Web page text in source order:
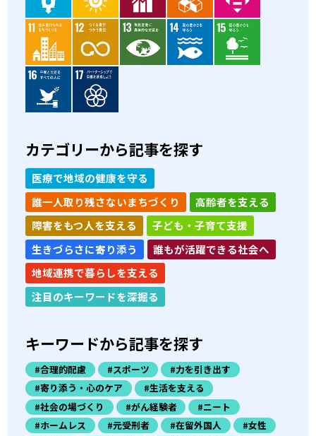
カテゴリーから記事を探す
医療で地域の健康を守る
誰一人取り残さないまちづくり
高齢者を支える
障害をもつ人を支える
子ども・子育て支援
生きづらさに寄り添う
誰もが活躍できる社会へ
地域連携で暮らしを支える
注目のキーワードを深掘る
キーワードから記事を探す
#合理的配慮 #スポーツ
#力を引き出す
#寄り添う・心のケア
#生活を支える
#社会の場づくり
#がん経験者
#ニート
#ホームレス
#元受刑者 #在留外国人
#女性